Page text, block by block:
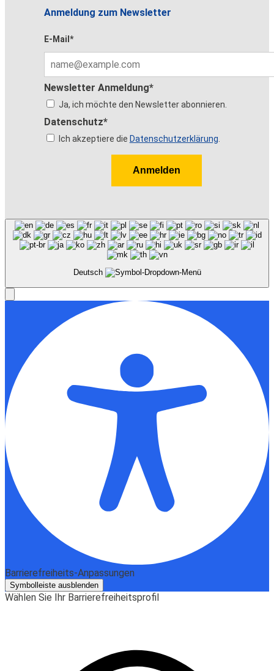
Anmeldung zum Newsletter
E-Mail*
Newsletter Anmeldung*
Ja, ich möchte den Newsletter abonnieren.
Datenschutz*
Ich akzeptiere die Datenschutzerklärung.
Anmelden
Deutsch
Barrierefreiheits-Anpassungen
Symbolleiste ausblenden
Wählen Sie Ihr Barrierefreiheitsprofil